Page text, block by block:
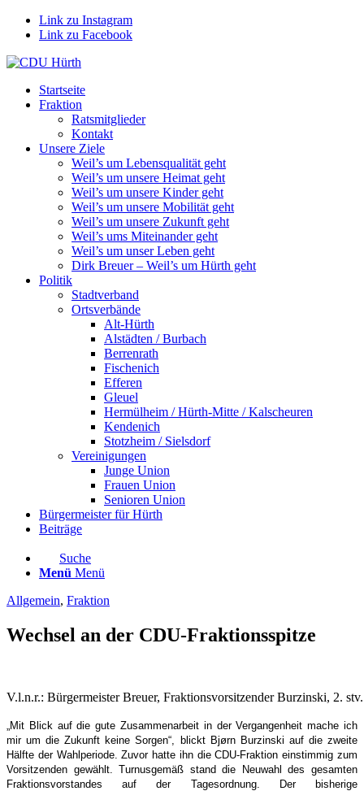
Link zu Instagram
Link zu Facebook
Startseite
Fraktion
Ratsmitglieder
Kontakt
Unsere Ziele
Weil’s um Lebensqualität geht
Weil’s um unsere Heimat geht
Weil’s um unsere Kinder geht
Weil’s um unsere Mobilität geht
Weil’s um unsere Zukunft geht
Weil’s ums Miteinander geht
Weil’s um unser Leben geht
Dirk Breuer – Weil’s um Hürth geht
Politik
Stadtverband
Ortsverbände
Alt-Hürth
Alstädten / Burbach
Berrenrath
Fischenich
Efferen
Gleuel
Hermülheim / Hürth-Mitte / Kalscheuren
Kendenich
Stotzheim / Sielsdorf
Vereinigungen
Junge Union
Frauen Union
Senioren Union
Bürgermeister für Hürth
Beiträge
Suche
Menü Menü
Allgemein, Fraktion
Wechsel an der CDU-Fraktionsspitze
V.l.n.r.: Bürgermeister Breuer, Fraktionsvorsitzender Burzinski, 2.
„Mit Blick auf die gute Zusammenarbeit in der Vergangenheit mache ich
mir um die Zukunft keine Sorgen“, blickt Bjørn Burzinski auf die zweite
Hälfte der Wahlperiode. Zuvor hatte ihn die CDU-Fraktion einstimmig zum
Vorsitzenden gewählt. Turnusgemäß stand die Neuwahl des gesamten
Fraktionsvorstandes auf der Tagesordnung. Der bisherige